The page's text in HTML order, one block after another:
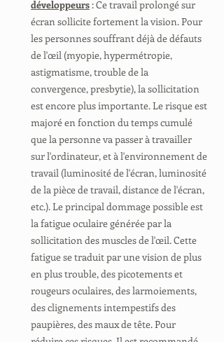
développeurs: Ce travail prolongé sur
écran sollicite fortement la vision. Pour
les personnes souffrant déjà de défauts
de l'œil (myopie, hypermétropie,
astigmatisme, trouble de la
convergence, presbytie), la sollicitation
est encore plus importante. Le risque est
majoré en fonction du temps cumulé
que la personne va passer à travailler
sur l'ordinateur, et à l'environnement de
travail (luminosité de l'écran, luminosité
de la pièce de travail, distance de l'écran,
etc.). Le principal dommage possible est
la fatigue oculaire générée par la
sollicitation des muscles de l'œil. Cette
fatigue se traduit par une vision de plus
en plus trouble, des picotements et
rougeurs oculaires, des larmoiements,
des clignements intempestifs des
paupières, des maux de tête. Pour